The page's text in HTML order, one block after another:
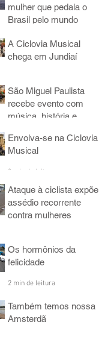
mulher que pedala o
Brasil pelo mundo
5 min de leitura
A Ciclovia Musical
chega em Jundiaí
São Miguel Paulista
recebe evento com
música, história e
5 min de leitura
Envolva-se na Ciclovia
Musical
3 min de leitura
Ataque à ciclista expõe
assédio recorrente
contra mulheres
Os hormônios da
felicidade
2 min de leitura
Também temos nossa
Amsterdã